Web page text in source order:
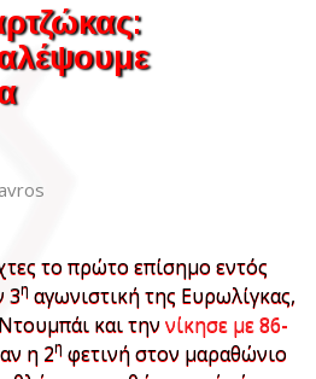
το πρώτο επίσημο εντός
3η αγωνιστική της Ευρωλίγκας,
και την νίκησε με 86-
η 2η φετινή στον μαραθώνιο